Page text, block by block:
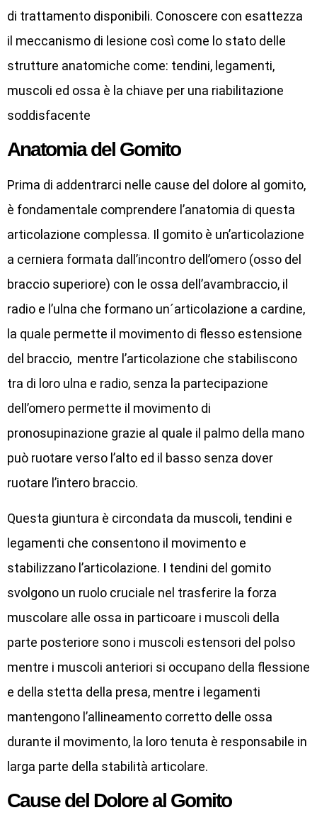
di trattamento disponibili. Conoscere con esattezza
il meccanismo di lesione così come lo stato delle
strutture anatomiche come: tendini, legamenti,
muscoli ed ossa è la chiave per una riabilitazione
soddisfacente
Anatomia del Gomito
Prima di addentrarci nelle cause del dolore al gomito,
è fondamentale comprendere l’anatomia di questa
articolazione complessa. Il gomito è un’articolazione
a cerniera formata dall’incontro dell’omero (osso del
braccio superiore) con le ossa dell’avambraccio, il
radio e l’ulna che formano un´articolazione a cardine,
la quale permette il movimento di flesso estensione
del braccio, mentre l’articolazione che stabiliscono
tra di loro ulna e radio, senza la partecipazione
dell’omero permette il movimento di
pronosupinazione grazie al quale il palmo della mano
può ruotare verso l’alto ed il basso senza dover
ruotare l’intero braccio.
Questa giuntura è circondata da muscoli, tendini e
legamenti che consentono il movimento e
stabilizzano l’articolazione. I tendini del gomito
svolgono un ruolo cruciale nel trasferire la forza
muscolare alle ossa in particoare i muscoli della
parte posteriore sono i muscoli estensori del polso
mentre i muscoli anteriori si occupano della flessione
e della stetta della presa, mentre i legamenti
mantengono l’allineamento corretto delle ossa
durante il movimento, la loro tenuta è responsabile in
larga parte della stabilità articolare.
Cause del Dolore al Gomito